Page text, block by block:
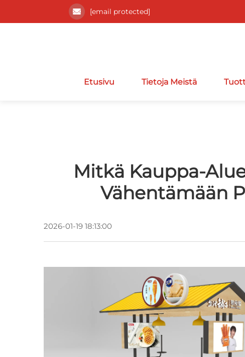
[email protected]
Etusivu Tietoja Meistä
Mitkä Kauppa-
Vähentämään
2026-01-19 18:13:00